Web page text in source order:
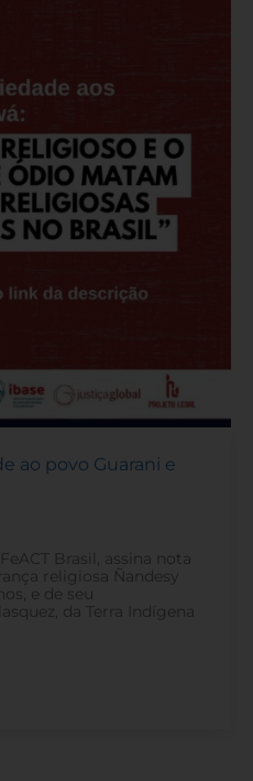
ao povo Guarani e
Brasil, assina nota
religiosa Ñandesy
e de seu
da Terra Indígena